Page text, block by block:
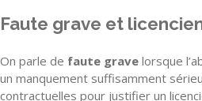
Faute grave et
On parle de faute grave lorsque
un manquement suffisamment
contractuelles pour justifier un